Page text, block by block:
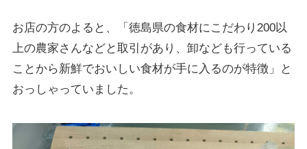
お店の方のよると、「徳島県の食材にこだわり200以
上の農家さんなどと取引があり、卸なども行っている
ことから新鮮でおいしい食材が手に入るのが特徴」と
おっしゃっていました。